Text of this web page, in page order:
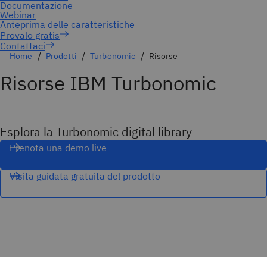
Contattaci
Home Prodotti Turbonomic Risorse
Risorse IBM Turbonomic
Esplora la Turbonomic digital library
Prenota una demo live
Visita guidata gratuita del prodotto